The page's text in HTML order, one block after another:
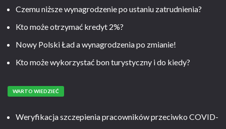
Czemu niższe wynagrodzenie po ustaniu zatrudnienia?
Kto może otrzymać kredyt 2%?
Nowy Polski Ład a wynagrodzenia po zmianie!
Kto może wykorzystać bon turystyczny i do kiedy?
WARTO WIEDZIEĆ
Weryfikacja szczepienia pracowników przeciwko COVID-